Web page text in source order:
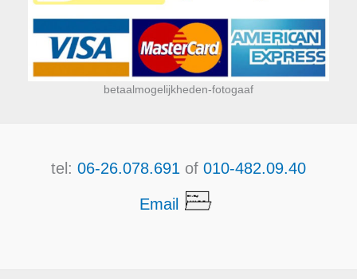
betaalmogelijkheden-fotogaaf
tel: 06-26.078.691 of 010-482.09.40
Email